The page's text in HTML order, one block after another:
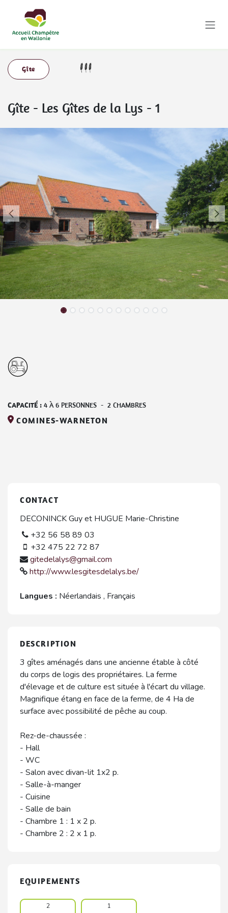
Gîte
Gîte - Les Gîtes de la Lys - 1
CAPACITÉ : 4 À6 PERSONNES - 2 CHAMBRES
COMINES-WARNETON
CONTACT
DECONINCK Guy et HUGUE Marie-Christine
+32 56 58 89 03
+32 475 22 72 87
gitedelalys@gmail.com
http://www.lesgitesdelalys.be/
Langues : Néerlandais , Français
DESCRIPTION
3 gîtes aménagés dans une ancienne étable à côté
du corps de logis des propriétaires. La ferme
d'élevage et de culture est située à l'écart du village.
Magnifique étang en face de la ferme, de 4 Ha de
surface avec possibilité de pêche au coup.
Rez-de-chaussée :
- Hall
- WC
- Salon avec divan-lit 1x2 p.
- Salle-à-manger
- Cuisine
- Salle de bain
- Chambre 1 : 1 x 2 p.
- Chambre 2 : 2 x 1 p.
EQUIPEMENTS
2 1